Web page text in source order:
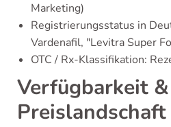
Marketing)
Registrierungsstatus in
Vardenafil, "Levitra Super
OTC / Rx-Klassifikation:
Verfügbarkeit &
Preislandschaft